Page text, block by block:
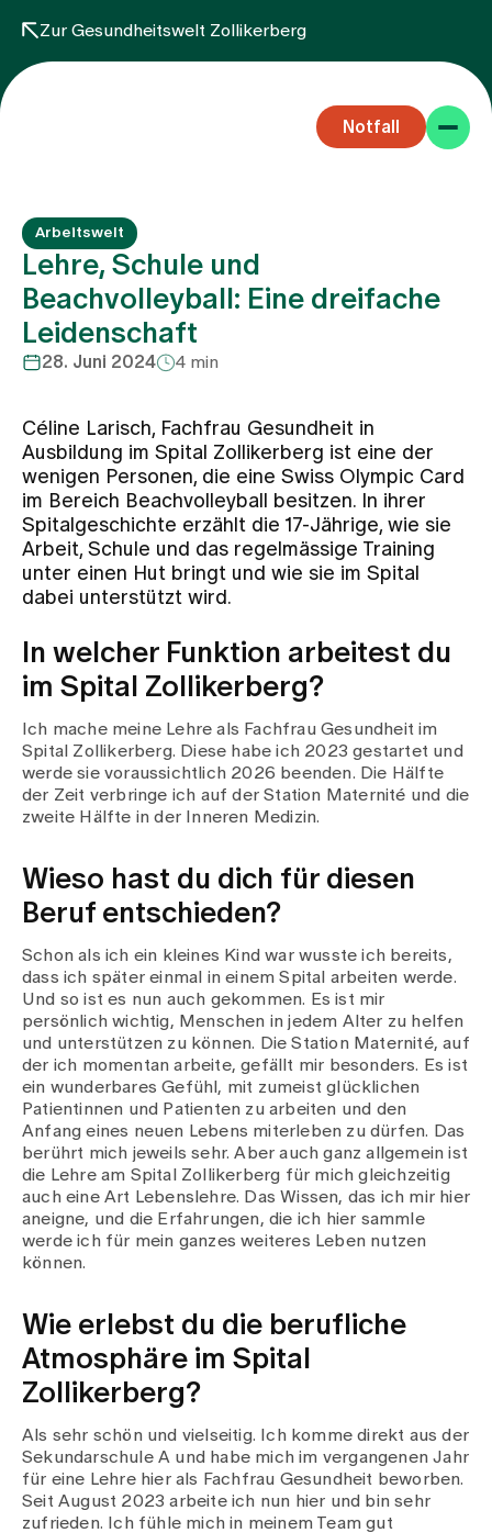
Zur Gesundheitswelt Zollikerberg
Notfall
Fachbereiche
Team
Zuweisende
Über uns
Aktuelles
Kontakt
Babygalerie
Blog
Medien
Publikationen
Arbeitswelt
Lehre, Schule und
Beachvolleyball: Eine dreifache
Leidenschaft
28. Juni 2024 4 min
Céline Larisch, Fachfrau Gesundheit in
Ausbildung im Spital Zollikerberg ist eine der
wenigen Personen, die eine Swiss Olympic Card
im Bereich Beachvolleyball besitzen. In ihrer
Spitalgeschichte erzählt die 17-Jährige, wie sie
Arbeit, Schule und das regelmässige Training
unter einen Hut bringt und wie sie im Spital
dabei unterstützt wird.
In welcher Funktion arbeitest du
im Spital Zollikerberg?
Ich mache meine Lehre als Fachfrau Gesundheit im
Spital Zollikerberg. Diese habe ich 2023 gestartet und
werde sie voraussichtlich 2026 beenden. Die Hälfte
der Zeit verbringe ich auf der Station Maternité und die
zweite Hälfte in der Inneren Medizin.
Wieso hast du dich für diesen
Beruf entschieden?
Schon als ich ein kleines Kind war wusste ich bereits,
dass ich später einmal in einem Spital arbeiten werde.
Und so ist es nun auch gekommen. Es ist mir
persönlich wichtig, Menschen in jedem Alter zu helfen
und unterstützen zu können. Die Station Maternité, auf
der ich momentan arbeite, gefällt mir besonders. Es ist
ein wunderbares Gefühl, mit zumeist glücklichen
Patientinnen und Patienten zu arbeiten und den
Anfang eines neuen Lebens miterleben zu dürfen. Das
berührt mich jeweils sehr. Aber auch ganz allgemein ist
die Lehre am Spital Zollikerberg für mich gleichzeitig
auch eine Art Lebenslehre. Das Wissen, das ich mir hier
aneigne, und die Erfahrungen, die ich hier sammle
werde ich für mein ganzes weiteres Leben nutzen
können.
Wie erlebst du die berufliche
Atmosphäre im Spital
Zollikerberg?
Als sehr schön und vielseitig. Ich komme direkt aus der
Sekundarschule A und habe mich im vergangenen Jahr
für eine Lehre hier als Fachfrau Gesundheit beworben.
Seit August 2023 arbeite ich nun hier und bin sehr
zufrieden. Ich fühle mich in meinem Team gut